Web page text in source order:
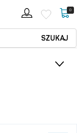
0
SZUKAJ